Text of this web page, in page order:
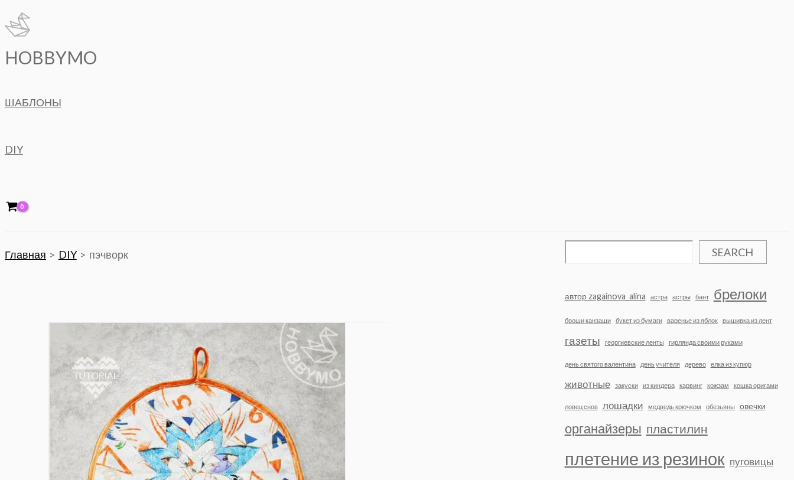
Перейти
к
содержимому
HOBBYMO
ШАБЛОНЫ
DIY
Главная DIY пэчворк SEARCH
автор zagainova_alina астра астры бант брелоки
броши канзаши букет из бумаги варенье из яблок вышивка из лент
газеты георгиевские ленты гирлянда своими руками
день святого валентина день учителя дерево елка из купюр
животные закуски из киндера карвинг кожзам кошка оригами
ловец снов лошадки медведь крючком обезьяны овечки
органайзеры пластилин
плетение из резинок пуговицы